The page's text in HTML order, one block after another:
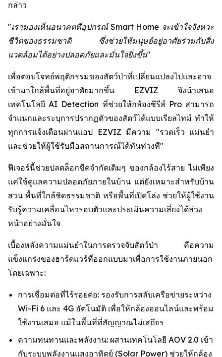
กล่าว
"เรามองเห็นอนาคตที่อุปกรณ์ Smart Home จะเข้าใจจังหวะ
ชีวิตของธรรมชาติ ซึ่งช่วยให้มนุษย์อยู่อาศัยร่วมกับสิ่ง
แวดล้อมได้อย่างปลอดภัยและมั่นใจยิ่งขึ้น"
เพื่อตอบโจทย์พฤติกรรมของสัตว์ป่าที่เปลี่ยนแปลงไปและอาจ
เข้ามาใกล้พื้นที่อยู่อาศัยมากขึ้น EZVIZ จึงนำเสนอ
เทคโนโลยี AI Detection ที่ช่วยให้กล้องซีรีส์ Pro สามารถ
จำแนกและระบุการปรากฏตัวของสัตว์ได้แบบเรียลไทม์ ทำให้
ทุกการแจ้งเตือนผ่านแอป EZVIZ มีความ "รวดเร็ว แม่นยำ
และช่วยให้ผู้ใช้รับมือสถานการณ์ได้ทันท่วงที"
ฟีเจอร์นี้ช่วยปลดล็อกขีดจำกัดเดิมๆ ของกล้องไร้สาย ไม่เพียง
แค่ใช้ดูแลความปลอดภัยภายในบ้าน แต่ยังเหมาะสำหรับบ้าน
สวน พื้นที่ใกล้ชิดธรรมชาติ หรือพื้นที่เปิดโล่ง ช่วยให้ผู้ใช้งาน
รับรู้ความเคลื่อนไหวรอบตัวและประเมินความเสี่ยงได้ล่วง
หน้าอย่างมั่นใจ
เบื้องหลังความแม่นยำในการตรวจจับสัตว์ป่า คือความ
แข็งแกร่งของฮาร์ดแวร์ที่ออกแบบมาเพื่อการใช้งานภายนอก
โดยเฉพาะ:
การเชื่อมต่อที่ไร้รอยต่อ: รองรับการสลับเครือข่ายระหว่าง
Wi-Fi 6 และ 4G อัตโนมัติ เพื่อให้กล้องออนไลน์และพร้อม
ใช้งานเสมอ แม้ในพื้นที่ที่สัญญาณไม่เสถียร
ความทนทานและพลังงาน: ผสานเทคโนโลยี AOV 2.0 เข้า
กับระบบพลังงานแสงอาทิตย์ (Solar Power) ช่วยให้กล้อง